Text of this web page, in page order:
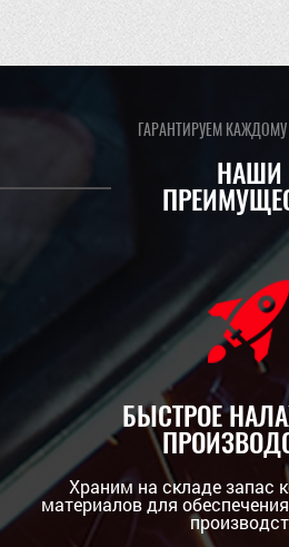
ГАРАНТИРУЕМ
НАШИ
БЫСТРОЕ
Храним на складе запас
материалов для